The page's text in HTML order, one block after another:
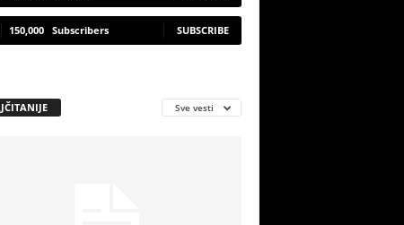
150,000 Subscribers SUBSCRIBE
Sve vesti